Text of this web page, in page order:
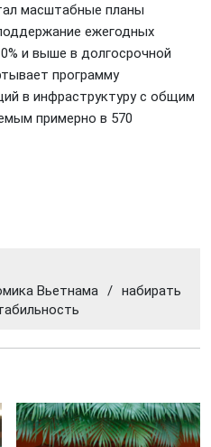
масштабные планы
ежегодных
и выше в долгосрочной
программу
в инфраструктуру с общим
примерно в 570
Вьетнама / набирать